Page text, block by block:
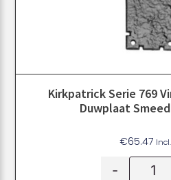
Kirkpatrick Serie 769
Duwplaat
€65.47
-